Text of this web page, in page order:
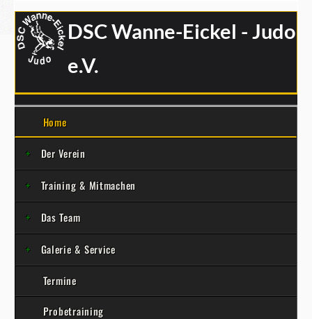
DSC Wanne-Eickel - Judo
e.V.
Home
Der Verein
Training & Mitmachen
Das Team
Galerie & Service
Termine
Probetraining